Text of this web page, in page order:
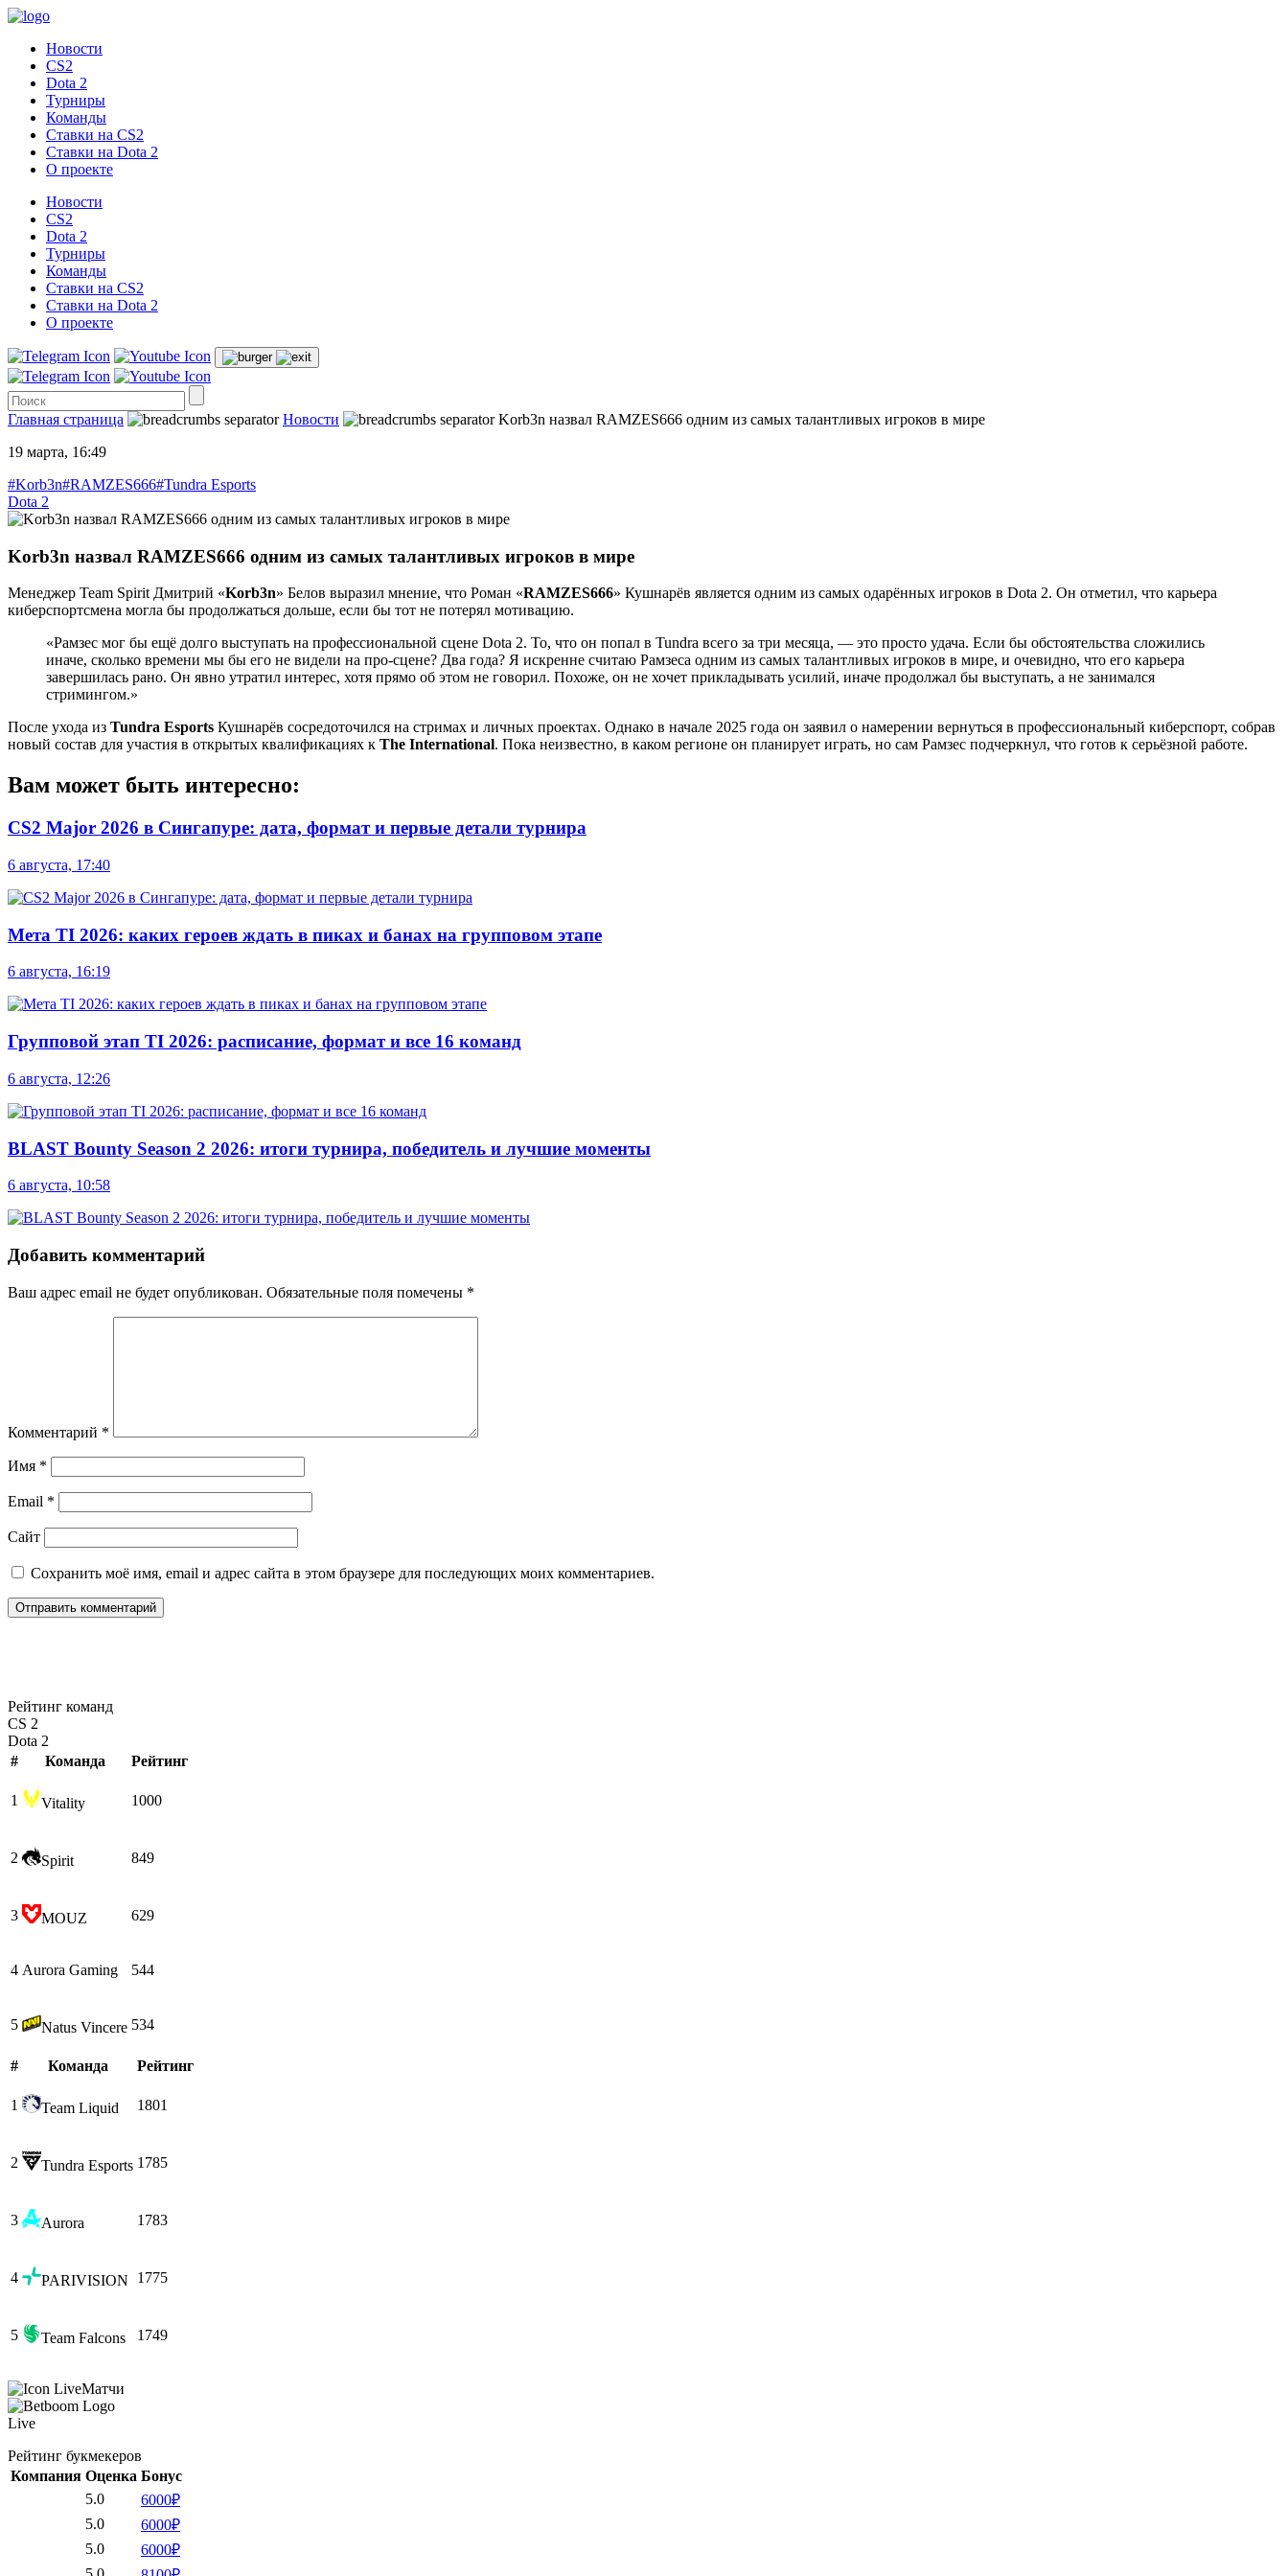
Новости
CS2
Dota 2
Турниры
Команды
Ставки на CS2
Ставки на Dota 2
О проекте
Новости
CS2
Dota 2
Турниры
Команды
Ставки на CS2
Ставки на Dota 2
О проекте
Главная страница Новости
Korb3n назвал RAMZES666 одним из самых талантливых игроков в мире
19 марта, 16:49
#Korb3n#RAMZES666#Tundra Esports
Dota 2
Korb3n назвал RAMZES666 одним из самых талантливых игроков в мире
Менеджер Team Spirit Дмитрий «Korb3n» Белов выразил мнение, что Роман «RAMZES666» Кушнарёв является одним из самых одарённых игроков в Dota 2. Он отметил, что карьера
киберспортсмена могла бы продолжаться дольше, если бы тот не потерял мотивацию.
«Рамзес мог бы ещё долго выступать на профессиональной сцене Dota 2. То, что он попал в Tundra всего за три месяца, — это просто удача. Если бы обстоятельства сложились
иначе, сколько времени мы бы его не видели на про-сцене? Два года? Я искренне считаю Рамзеса одним из самых талантливых игроков в мире, и очевидно, что его карьера
завершилась рано. Он явно утратил интерес, хотя прямо об этом не говорил. Похоже, он не хочет прикладывать усилий, иначе продолжал бы выступать, а не занимался
стримингом.»
После ухода из Tundra Esports Кушнарёв сосредоточился на стримах и личных проектах. Однако в начале 2025 года он заявил о намерении вернуться в профессиональный киберспорт, собрав
новый состав для участия в открытых квалификациях к The International. Пока неизвестно, в каком регионе он планирует играть, но сам Рамзес подчеркнул, что готов к серьёзной работе.
Вам может быть интересно:
CS2 Major 2026 в Сингапуре: дата, формат и первые детали турнира
6 августа, 17:40
Мета TI 2026: каких героев ждать в пиках и банах на групповом этапе
6 августа, 16:19
Групповой этап TI 2026: расписание, формат и все 16 команд
6 августа, 12:26
BLAST Bounty Season 2 2026: итоги турнира, победитель и лучшие моменты
6 августа, 10:58
Добавить комментарий
Ваш адрес email не будет опубликован. Обязательные поля помечены *
Комментарий *
Имя *
Email *
Сайт
Сохранить моё имя, email и адрес сайта в этом браузере для последующих моих комментариев.
Рейтинг команд
CS 2
Dota 2
#
Команда Рейтинг
1 Vitality 1000
2 Spirit 849
3 MOUZ 629
4 Aurora Gaming 544
5 Natus Vincere 534
# Команда Рейтинг
1 Team Liquid 1801
2 Tundra Esports 1785
3 Aurora 1783
4 PARIVISION 1775
5 Team Falcons 1749
Матчи
Live
Рейтинг букмекеров
Компания Оценка Бонус
5.0
6000₽
5.0
6000₽
5.0
6000₽